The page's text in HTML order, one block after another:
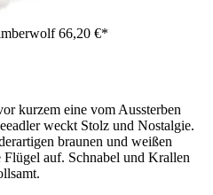
66,20 €*
kurzem eine vom Aussterben
weckt Stolz und Nostalgie.
braunen und weißen
auf. Schnabel und Krallen